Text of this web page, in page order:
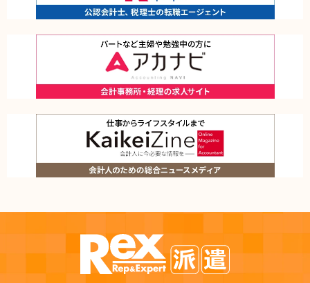
電話： 03-5510-1131 メール：info@career-adv.jp
当社が取扱う個人情報について
株式会社レックスアドバイザーズ（当社）は、当社の有料職業紹介事業、労働者派
遣事業、求人広告媒体事業、オウンドメディア事業をご利用になるお客様のプライ
バシーを尊重するため、以下のとおり個人情報の保護に取り組んでいます。
■個人情報の利用目的
１．個人情報の取得時における通知
お客様が当ウェブサイトまたは当社運営サイトをご利用になる場合、一部のページ
において個人情報を収集する事があります。個人情報を収集する場合は事前、また
は収集時に、利用目的、第三者への提供の有無、当社の担当窓口等をお知らせし、
お客様に無断で個人情報を収集することはありません。
職業安定法等関連法令に定めのある手続への対応、登録者・求人者情報の管理、連
絡、求人案件の紹介、求人者への提供、求職者に開示の許諾を得た業務提携先への
提供、当該業務提携先へ提携に要する情報掲載サービス運営企業への提供、成約案
件の管理、有料職業紹介事業に関連する情報提供、キャンペーン・アンケート等の